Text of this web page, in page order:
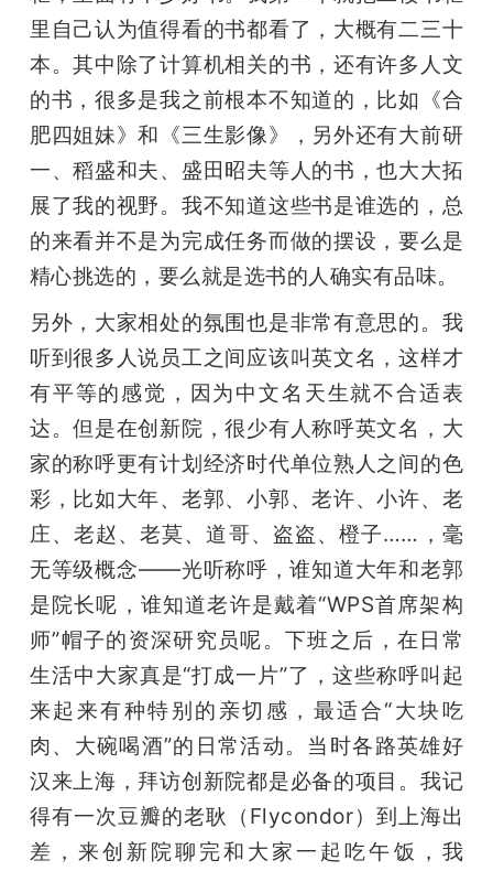
里自己认为值得看的书都看了，大概有二三十
本。其中除了计算机相关的书，还有许多人文
的书，很多是我之前根本不知道的，比如《合
肥四姐妹》和《三生影像》，另外还有大前研
一、稻盛和夫、盛田昭夫等人的书，也大大拓
展了我的视野。我不知道这些书是谁选的，总
的来看并不是为完成任务而做的摆设，要么是
精心挑选的，要么就是选书的人确实有品味。
另外，大家相处的氛围也是非常有意思的。我
听到很多人说员工之间应该叫英文名，这样才
有平等的感觉，因为中文名天生就不合适表
达。但是在创新院，很少有人称呼英文名，大
家的称呼更有计划经济时代单位熟人之间的色
彩，比如大年、老郭、小郭、老许、小许、老
庄、老赵、老莫、道哥、盗盗、橙子……，毫
无等级概念——光听称呼，谁知道大年和老郭
是院长呢，谁知道老许是戴着“WPS首席架构
师”帽子的资深研究员呢。下班之后，在日常
生活中大家真是“打成一片”了，这些称呼叫起
来起来有种特别的亲切感，最适合“大块吃
肉、大碗喝酒”的日常活动。当时各路英雄好
汉来上海，拜访创新院都是必备的项目。我记
得有一次豆瓣的老耿（Flycondor）到上海出
差，来创新院聊完和大家一起吃午饭，我